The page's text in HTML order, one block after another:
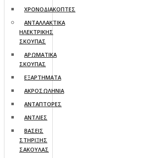
ΧΡΟΝΟΔΙΑΚΟΠΤΕΣ
ΑΝΤΑΛΛΑΚΤΙΚΑ
ΗΛΕΚΤΡΙΚΗΣ
ΣΚΟΥΠΑΣ
ΑΡΩΜΑΤΙΚΑ
ΣΚΟΥΠΑΣ
ΕΞΑΡΤΗΜΑΤΑ
ΑΚΡΟΣΩΛΗΝΙΑ
ΑΝΤΑΠΤΟΡΕΣ
ΑΝΤΛΙΕΣ
ΒΑΣΕΙΣ
ΣΤΗΡΙΞΗΣ
ΣΑΚΟΥΛΑΣ